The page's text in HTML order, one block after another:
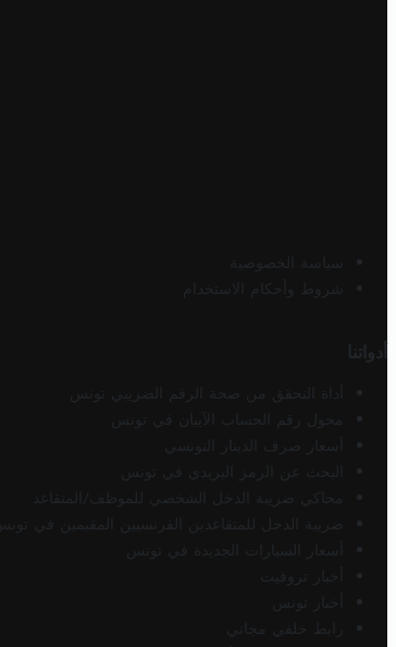
سياسة الخصوصية
شروط وأحكام الاستخدام
أدواتنا
أداة التحقق من صحة الرقم الضريبي تونس
محول رقم الحساب الآيبان في تونس
أسعار صرف الدينار التونسي
البحث عن الرمز البريدي في تونس
محاكي ضريبة الدخل الشخصي للموظف/المتقاعد
ضريبة الدخل للمتقاعدين الفرنسيين المقيمين في تونس
أسعار السيارات الجديدة في تونس
أخبار تروفيت
أخبار تونس
رابط خلفي مجاني